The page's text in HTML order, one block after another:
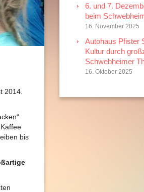
2014.
bis
6. und 7.
beim
16. November 2025
Autohaus Pfister
Kultur durch
Schwebheimer
16. Oktober 2025